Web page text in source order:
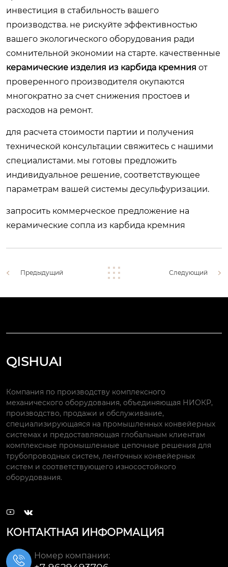
инвестиция в стабильность вашего
производства. не рискуйте эффективностью
вашего экологического оборудования ради
сомнительной экономии на старте. качественные
керамические изделия из карбида кремния от
проверенного производителя окупаются
многократно за счет снижения простоев и
расходов на ремонт.
для расчета стоимости партии и получения
технической консультации свяжитесь с нашими
специалистами. мы готовы предложить
индивидуальное решение, соответствующее
параметрам вашей системы десульфуризации.
запросить коммерческое предложение на
керамические сопла из карбида кремния
Предыдущий Следующий
QISHUAI
Компания по производству комплексного
механического оборудования, объединяющая НИОКР,
производство, продажи и обслуживание,
специализирующаяся на промышленных конвейерных
системах и предоставляющая глобальным клиентам
комплексные промышленные цепочные решения для
трубопроводных систем, ленточных конвейерных
систем и соответствующего износостойкого
оборудования.
 
КОНТАКТНАЯ ИНФОРМАЦИЯ
 Номер компании: